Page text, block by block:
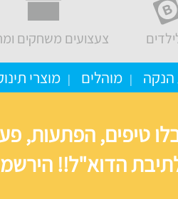
צעצועים משחקים
הנקה מוהלים מוצרי
טיפים, הפתעות,
הדוא"ל!!